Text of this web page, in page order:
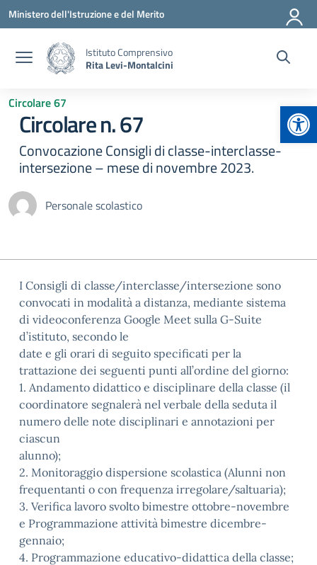
Vai ai contenuti
Vai al menu di navigazione
Vai al footer
Ministero dell'Istruzione e del Merito
Istituto Comprensivo
Rita Levi-Montalcini
Circolare 67
Circolare n. 67
Convocazione Consigli di classe-interclasse-
intersezione – mese di novembre 2023.
Personale scolastico
I Consigli di classe/interclasse/intersezione sono
convocati in modalità a distanza, mediante sistema
di videoconferenza Google Meet sulla G-Suite
d’istituto, secondo le
date e gli orari di seguito specificati per la
trattazione dei seguenti punti all’ordine del giorno:
1. Andamento didattico e disciplinare della classe (il
coordinatore segnalerà nel verbale della seduta il
numero delle note disciplinari e annotazioni per
ciascun
alunno);
2. Monitoraggio dispersione scolastica (Alunni non
frequentanti o con frequenza irregolare/saltuaria);
3. Verifica lavoro svolto bimestre ottobre-novembre
e Programmazione attività bimestre dicembre-
gennaio;
4. Programmazione educativo-didattica della classe;